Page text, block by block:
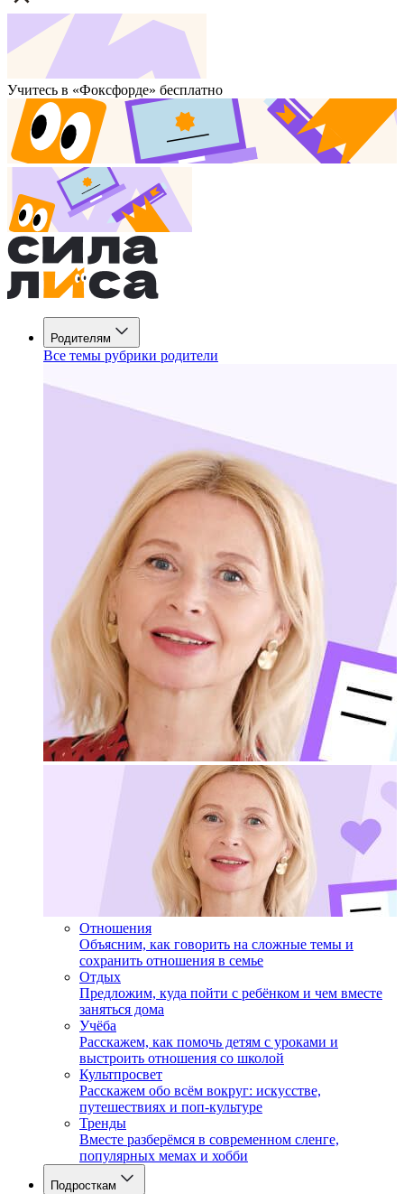
Учитесь в «Фоксфорде» бесплатно
Родителям
Все темы рубрики родители
Отношения
Объясним, как говорить на сложные темы и
сохранить отношения в семье
Отдых
Предложим, куда пойти с ребёнком и чем вместе
заняться дома
Учёба
Расскажем, как помочь детям с уроками и
выстроить отношения со школой
Культпросвет
Расскажем обо всём вокруг: искусстве,
путешествиях и поп-культуре
Тренды
Вместе разберёмся в современном сленге,
популярных мемах и хобби
Подросткам